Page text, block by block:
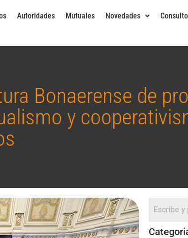
Autoridades Mutuales Novedades
Bonaerense de
y